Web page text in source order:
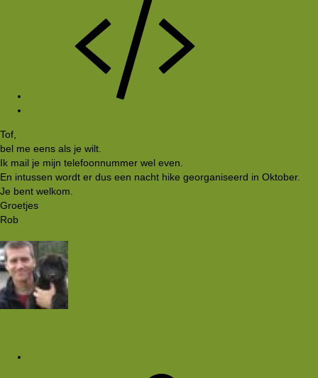
Tof,
bel me eens als je wilt.
Ik mail je mijn telefoonnummer wel even.
En intussen wordt er dus een nacht hike georganiseerd in Oktober.
Je bent welkom.
Groetjes
Rob